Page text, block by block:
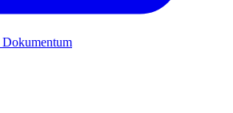
Dokumentum